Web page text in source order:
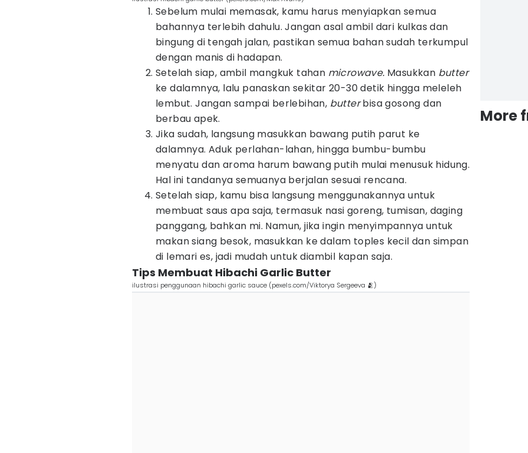
Sebelum mulai memasak, kamu harus menyiapkan semua
bahannya terlebih dahulu. Jangan asal ambil dari kulkas dan
bingung di tengah jalan, pastikan semua bahan sudah terkumpul
dengan manis di hadapan.
Setelah siap, ambil mangkuk tahan microwave. Masukkan butter
ke dalamnya, lalu panaskan sekitar 20-30 detik hingga meleleh
lembut. Jangan sampai berlebihan, butterbisa gosong dan
berbau apek.
Jika sudah, langsung masukkan bawang putih parut ke
dalamnya. Aduk perlahan-lahan, hingga bumbu-bumbu
menyatu dan aroma harum bawang putih mulai menusuk hidung.
Hal ini tandanya semuanya berjalan sesuai rencana.
Setelah siap, kamu bisa langsung menggunakannya untuk
membuat saus apa saja, termasuk nasi goreng, tumisan, daging
panggang, bahkan mi. Namun, jika ingin menyimpannya untuk
makan siang besok, masukkan ke dalam toples kecil dan simpan
di lemari es, jadi mudah untuk diambil kapan saja.
Tips Membuat Hibachi Garlic Butter
ilustrasi penggunaan hibachi garlic sauce (pexels.com/Viktorya Sergeeva 🫂)
More